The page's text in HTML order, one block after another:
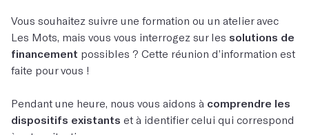
Vous souhaitez suivre une formation ou un atelier avec
Les Mots, mais vous vous interrogez sur les solutions de
financement possibles ? Cette réunion d’information est
faite pour vous !
Pendant une heure, nous vous aidons à comprendre les
dispositifs existants et à identifier celui qui correspond